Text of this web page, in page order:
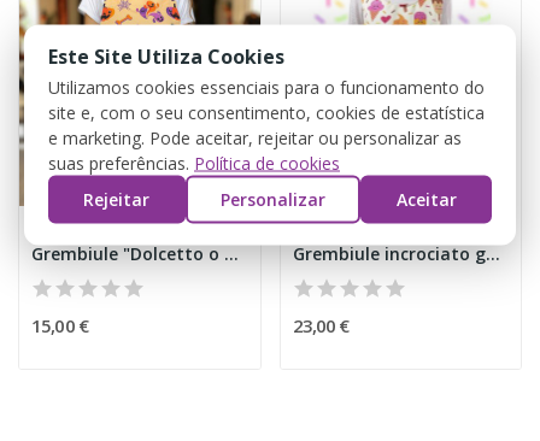
Grembiule "Dolcetto o Scherzetto" Halloween
15,00 €
Grembiule incrociato gelato
23,00 €
Este Site Utiliza Cookies
Utilizamos cookies essenciais para o funcionamento do
site e, com o seu consentimento, cookies de estatística
e marketing. Pode aceitar, rejeitar ou personalizar as
suas preferências. Política de cookies
Rejeitar
Personalizar Aceitar